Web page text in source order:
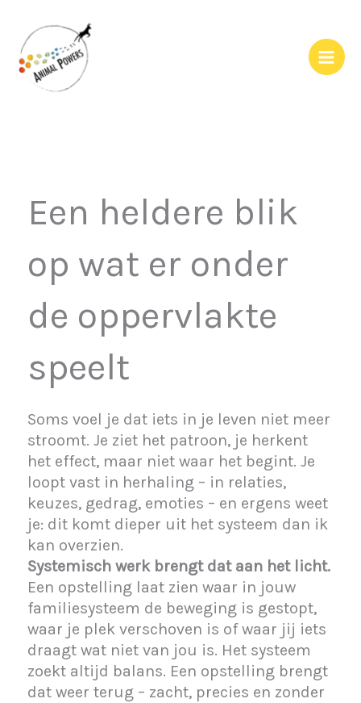
inhoud
Een heldere blik
op wat er onder
de oppervlakte
speelt
Soms voel je dat iets in je leven niet meer
stroomt. Je ziet het patroon, je herkent
het effect, maar niet waar het begint. Je
loopt vast in herhaling – in relaties,
keuzes, gedrag, emoties – en ergens weet
je: dit komt dieper uit het systeem dan ik
kan overzien.
Systemisch werk brengt dat aan het licht.
Een opstelling laat zien waar in jouw
familiesysteem de beweging is gestopt,
waar je plek verschoven is of waar jij iets
draagt wat niet van jou is. Het systeem
zoekt altijd balans. Een opstelling brengt
dat weer terug – zacht, precies en zonder